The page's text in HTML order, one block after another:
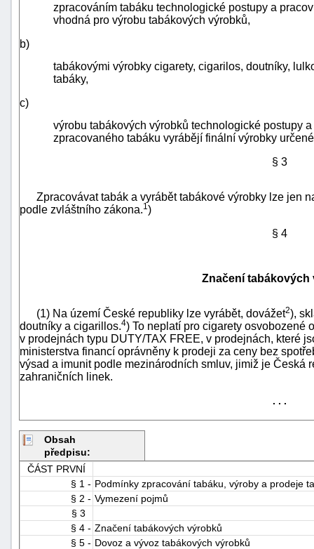
zpracováním tabáku technologické postupy a
vhodná pro výrobu tabákových výrobků,
b)
tabákovými výrobky cigarety, cigarilos, doutníky,
tabáky,
c)
výrobu tabákových výrobků technologické postupy
zpracovaného tabáku vyrábějí finální výrobky
§ 3
Zpracovávat tabák a vyrábět tabákové výrobky lze jen
podle zvláštního zákona.1)
§ 4
Značení tabákových
(1) Na území České republiky lze vyrábět, dovážet2),
doutníky a cigarillos.4) To neplatí pro cigarety osvobozené
v prodejnách typu DUTY/TAX FREE, v prodejnách, které
ministerstva financí oprávněny k prodeji za ceny bez
výsad a imunit podle mezinárodních smluv, jimiž je Česká
zahraničních linek.
. . .
Obsah
předpisu:
ČÁST PRVNÍ
§ 1 - Podmínky zpracování tabáku, výroby a prodeje
§ 2 - Vymezení pojmů
§ 3
§ 4 - Značení tabákových výrobků
§ 5 - Dovoz a vývoz tabákových výrobků
náhrady